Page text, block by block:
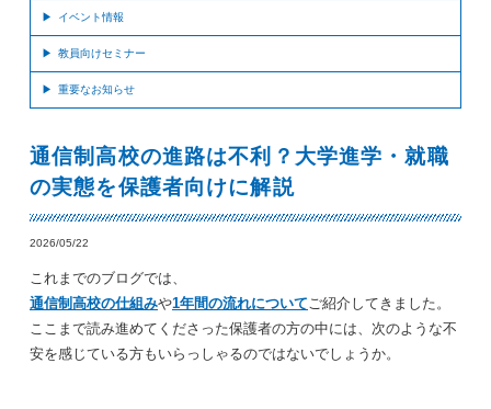
イベント情報
教員向けセミナー
重要なお知らせ
通信制高校の進路は不利？大学進学・就職
の実態を保護者向けに解説
2026/05/22
これまでのブログでは、
通信制高校の仕組みや1年間の流れについてご紹介してきました。
ここまで読み進めてくださった保護者の方の中には、次のような不
安を感じている方もいらっしゃるのではないでしょうか。